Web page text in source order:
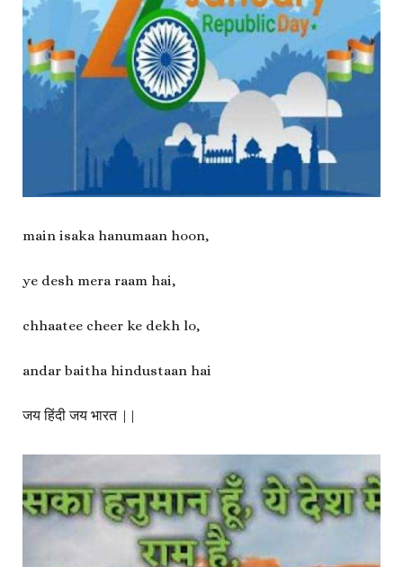
main isaka hanumaan hoon,
ye desh mera raam hai,
chhaatee cheer ke dekh lo,
andar baitha hindustaan hai
जय हिंदी जय भारत ||